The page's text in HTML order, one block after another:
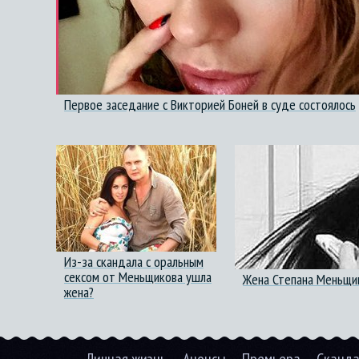
Первое заседание с Викторией Боней в суде состоялось
Из-за скандала с оральным
сексом от Меньщикова ушла
жена?
Жена Степана